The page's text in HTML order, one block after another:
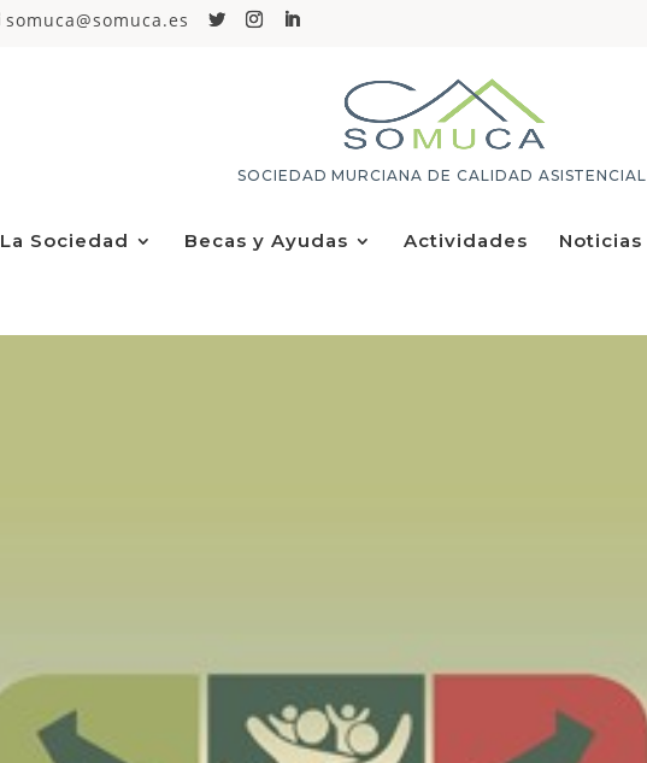
somuca@somuca.es
SOCIEDAD MURCIANA DE CALIDAD ASISTENCIAL
La Sociedad Becas y Ayudas Actividades Noticias